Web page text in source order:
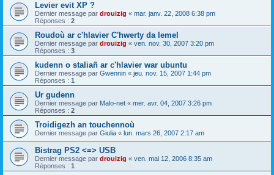
Levier evit XP ?
Dernier message par drouizig « mar. janv. 22, 2008 6:38 pm
Réponses : 2
Roudoù ar c'hlavier C'hwerty da lemel
Dernier message par drouizig « ven. nov. 30, 2007 3:20 pm
Réponses : 3
kudenn o staliañ ar c'hlavier war ubuntu
Dernier message par Gwennin « jeu. nov. 15, 2007 1:44 pm
Réponses : 1
Ur gudenn
Dernier message par Malo-net « mer. avr. 04, 2007 3:26 pm
Réponses : 2
Troidigezh an touchennoù
Dernier message par Giulia « lun. mars 26, 2007 2:17 am
Bistrag PS2 <=> USB
Dernier message par drouizig « ven. mai 12, 2006 8:35 am
Réponses : 1